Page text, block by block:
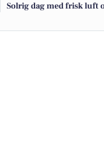
Solrig dag med frisk luft